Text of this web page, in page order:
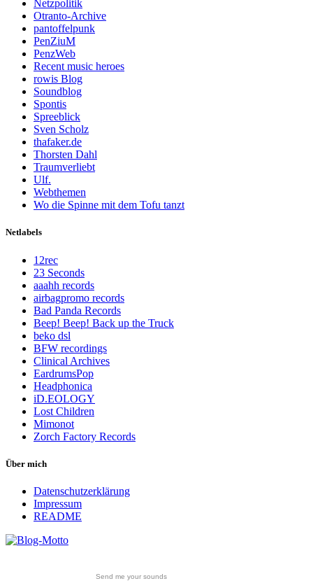
Netzpolitik
Otranto-Archive
pantoffelpunk
PenZiuM
PenzWeb
Recent music heroes
rowis Blog
Soundblog
Spontis
Spreeblick
Sven Scholz
thafaker.de
Thorsten Dahl
Traumverliebt
Ulf.
Webthemen
Wo die Spinne mit dem Tofu tanzt
Netlabels
12rec
23 Seconds
aaahh records
airbagpromo records
Bad Panda Records
Beep! Beep! Back up the Truck
beko dsl
BFW recordings
Clinical Archives
EardrumsPop
Headphonica
iD.EOLOGY
Lost Children
Mimonot
Zorch Factory Records
Über mich
Datenschutzerklärung
Impressum
README
Send me your sounds